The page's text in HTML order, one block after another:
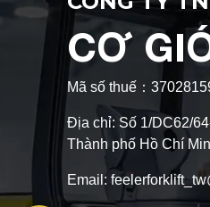
CƠ
Mã số thuế：
Địa chỉ: Số 1/DC62/
Thành phố Hồ Chí
Email: